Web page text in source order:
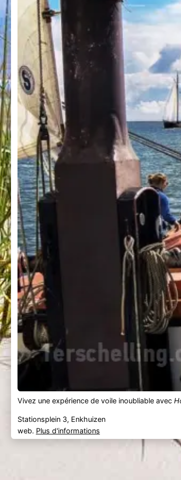
Vivez une expérience de voile inoubliable avec
Stationsplein 3, Enkhuizen
web. Plus d'informations